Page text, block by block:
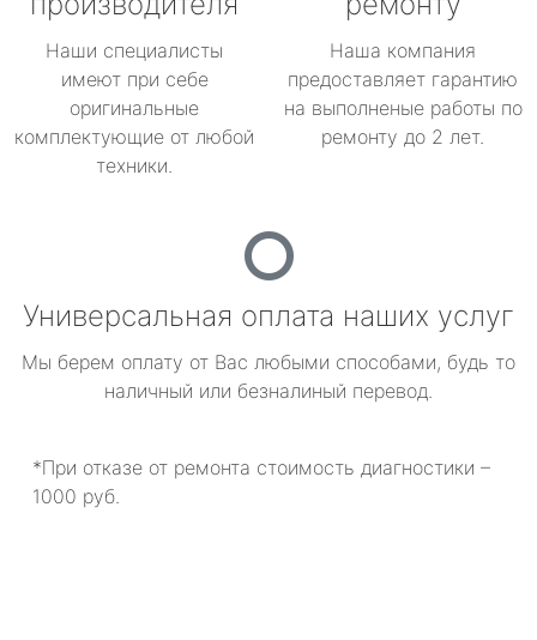
Наши специалисты
имеют при себе
оригинальные
комплектующие от любой
техники.
Наша компания
предоставляет гарантию
на выполненые работы по
ремонту до 2 лет.
Универсальная оплата наших услуг
Мы берем оплату от Вас любыми способами, будь то
наличный или безналиный перевод.
*При отказе от ремонта стоимость диагностики –
1000 руб.